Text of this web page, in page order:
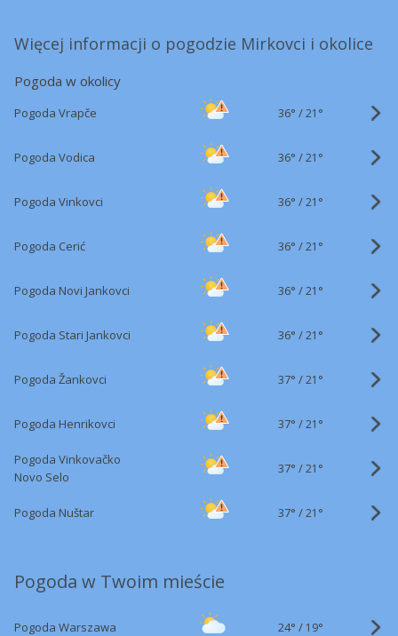
Więcej informacji o pogodzie Mirkovci i okolice
Pogoda w okolicy
Pogoda Vrapče 36° /21°
Pogoda Vodica 36° /21°
Pogoda Vinkovci 36° /21°
Pogoda Cerić 36° /21°
Pogoda Novi Jankovci 36° /21°
Pogoda Stari Jankovci 36° /21°
Pogoda Žankovci 37° /21°
Pogoda Henrikovci 37° /21°
Pogoda Vinkovačko
Novo Selo
37° /21°
Pogoda Nuštar 37° /21°
Pogoda w Twoim mieście
Pogoda Warszawa 24° / 19°